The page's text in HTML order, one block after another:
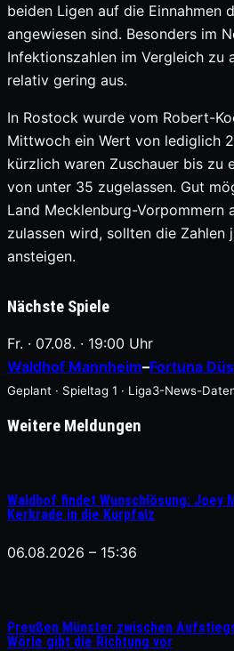
beiden Ligen auf die Einnahmen
angewiesen sind. Besonders im
Infektionszahlen im Vergleich zu
relativ gering aus.
In Rostock wurde vom Robert-
Mittwoch ein Wert von lediglich
kürzlich waren Zuschauer bis zu
von unter 35 zugelassen. Gut
Land Mecklenburg-Vorpommern
zulassen wird, sollten die
ansteigen.
Nächste Spiele
Fr. · 07.08. · 19:00 Uhr
Waldhof Mannheim–Fortuna
Geplant · Spieltag 1 · Liga3-News-
Weitere Meldungen
Waldhof findet Wunschlösung: Joey
Kerkrade in die Kurpfalz
06.08.2026 – 15:36
Preußen Münster zwischen
Wörle gibt die Richtung vor